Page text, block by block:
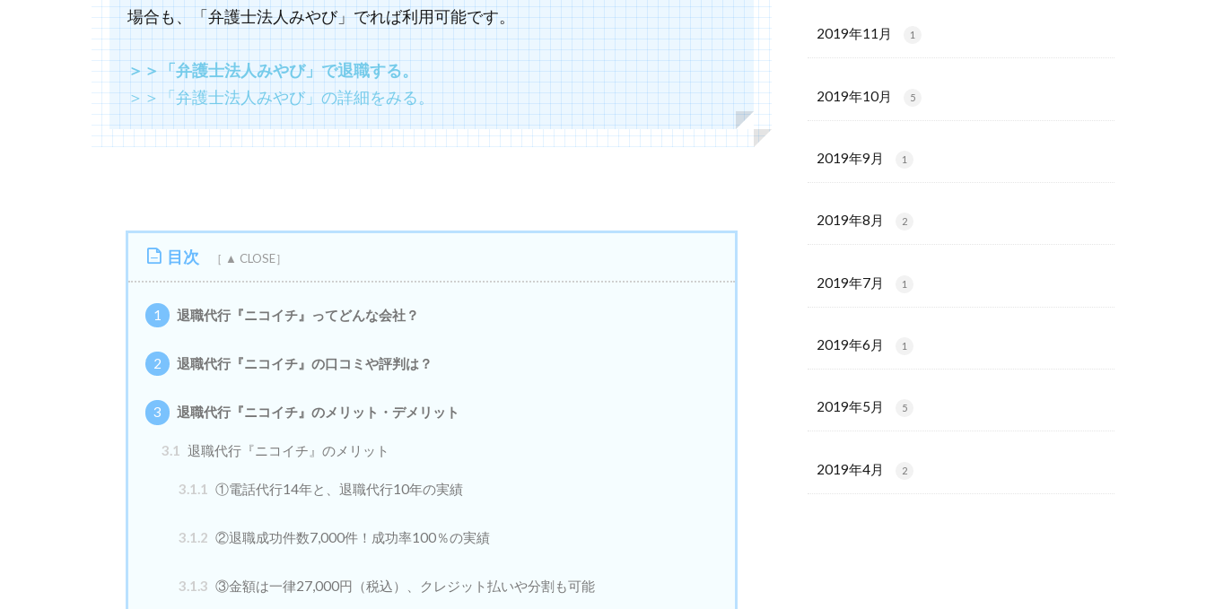
場合も、「弁護士法人みやび」でれば利用可能です。
＞＞「弁護士法人みやび」で退職する。
＞＞「弁護士法人みやび」の詳細をみる。
目次
1 退職代行『ニコイチ』ってどんな会社？
2 退職代行『ニコイチ』の口コミや評判は？
3 退職代行『ニコイチ』のメリット・デメリット
3.1 退職代行『ニコイチ』のメリット
3.1.1 ①電話代行14年と、退職代行10年の実績
3.1.2 ②退職成功件数7,000件！成功率100％の実績
3.1.3 ③金額は一律27,000円（税込）、クレジット払いや分割も可能
2019年11月 1
2019年10月 5
2019年9月 1
2019年8月 2
2019年7月 1
2019年6月 1
2019年5月 5
2019年4月 2